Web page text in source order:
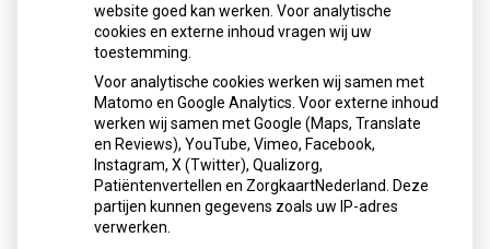
Sinds huisartsen afslankmedicijnen mogen voorschrijven,
neemt gebruik toe
Schurft sinds corona geen vergeten ziekte meer: aantal
uitbraken fors gestegen
Stoppen met afslankmedicijnen betekent zonder
leefstijlaanpassingen weer gewichtstoename
Kookadvies drinkwater in provincie Utrecht vanwege
besmetting
Terugroepactie babyvoeding Nestlé: bacterie kan baby’s
website goed kan werken. Voor analytische
cookies en externe inhoud vragen wij uw
toestemming.
Voor analytische cookies werken wij samen met
Matomo en Google Analytics. Voor externe inhoud
werken wij samen met Google (Maps, Translate
en Reviews), YouTube, Vimeo, Facebook,
Instagram, X (Twitter), Qualizorg,
Patiëntenvertellen en ZorgkaartNederland. Deze
partijen kunnen gegevens zoals uw IP-adres
verwerken.